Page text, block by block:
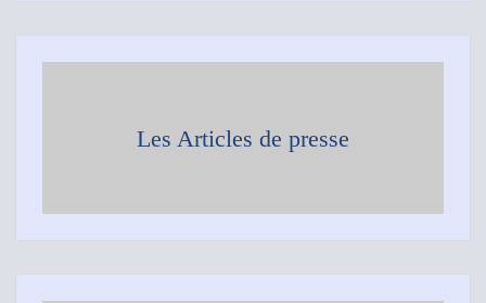
Les Articles de presse